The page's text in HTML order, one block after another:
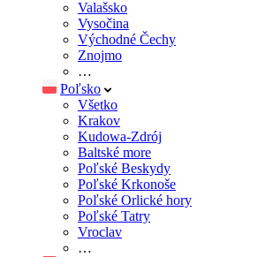
Valašsko
Vysočina
Východné Čechy
Znojmo
…
Poľsko
Všetko
Krakov
Kudowa-Zdrój
Baltské more
Poľské Beskydy
Poľské Krkonoše
Poľské Orlické hory
Poľské Tatry
Vroclav
…